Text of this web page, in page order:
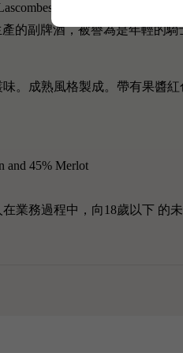
創於17世紀，是波爾
產的副牌酒，被譽為是年輕的騎
。成熟風格製成。帶有果醬
and 45% Merlot
業務過程中，向18歲以下 的